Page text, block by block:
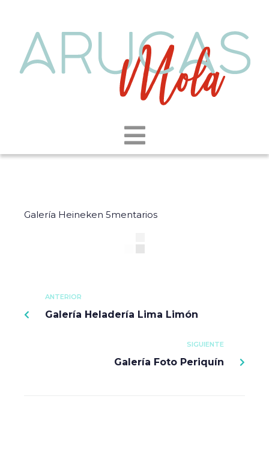
Galería Heineken 5mentarios
ANTERIOR
Galería Heladería Lima Limón
SIGUIENTE
Galería Foto Periquín